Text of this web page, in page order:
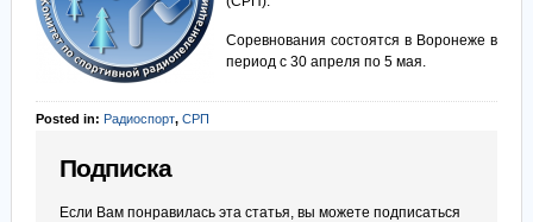
Соревнования состоятся в Воронеже в
период с 30 апреля по 5 мая.
Posted in: Радиоспорт, СРП
Подписка
Если Вам понравилась эта статья, вы можете подписаться